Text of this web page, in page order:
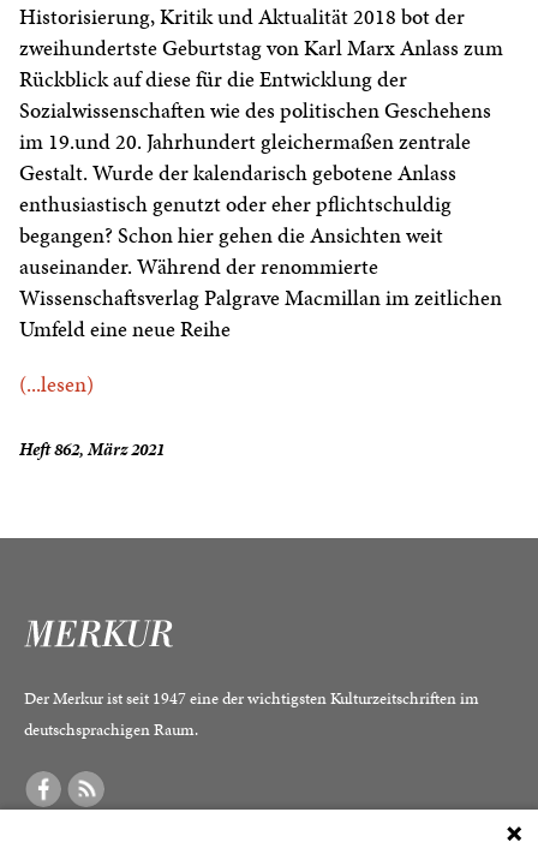
Historisierung, Kritik und Aktualität 2018 bot der
zweihundertste Geburtstag von Karl Marx Anlass zum
Rückblick auf diese für die Entwicklung der
Sozialwissenschaften wie des politischen Geschehens
im 19.und 20. Jahrhundert gleichermaßen zentrale
Gestalt. Wurde der kalendarisch gebotene Anlass
enthusiastisch genutzt oder eher pflichtschuldig
begangen? Schon hier gehen die Ansichten weit
auseinander. Während der renommierte
Wissenschaftsverlag Palgrave Macmillan im zeitlichen
Umfeld eine neue Reihe
(...lesen)
Heft 862, März 2021
Der Merkur ist seit 1947 eine der wichtigsten Kulturzeitschriften im
deutschsprachigen Raum.